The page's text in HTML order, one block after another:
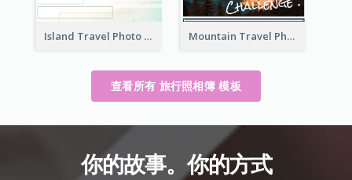
Island Travel Photo Book Mountain Travel Photo Book
查看所有 旅行照相簿 模板
你的故事。你的方式